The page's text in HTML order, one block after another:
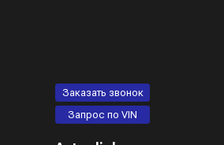
Заказать звонок
Запрос по VIN